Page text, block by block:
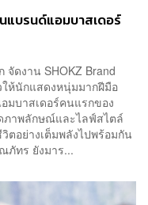
แบรนด์แอมบาสเดอร์
จัดงาน SHOKZ Brand
ให้นักแสดงหนุ่มมากฝีมือ
บาสเดอร์คนแรกของ
ภาพลักษณ์และไลฟ์สไตล์
อย่างเต็มพลังไปพร้อมกัน
ภัทร ยังมาร...